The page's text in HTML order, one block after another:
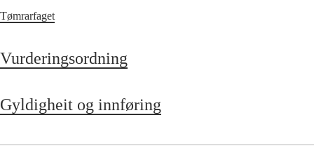
Tømrarfaget
Vurderingsordning
Gyldigheit og innføring